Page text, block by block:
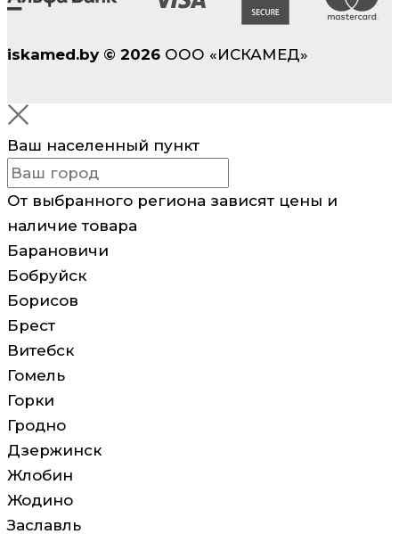
iskamed.by © 2026 ООО «ИСКАМЕД»
Ваш населенный пункт
От выбранного региона зависят цены и
наличие товара
Барановичи
Бобруйск
Борисов
Брест
Витебск
Гомель
Горки
Гродно
Дзержинск
Жлобин
Жодино
Заславль